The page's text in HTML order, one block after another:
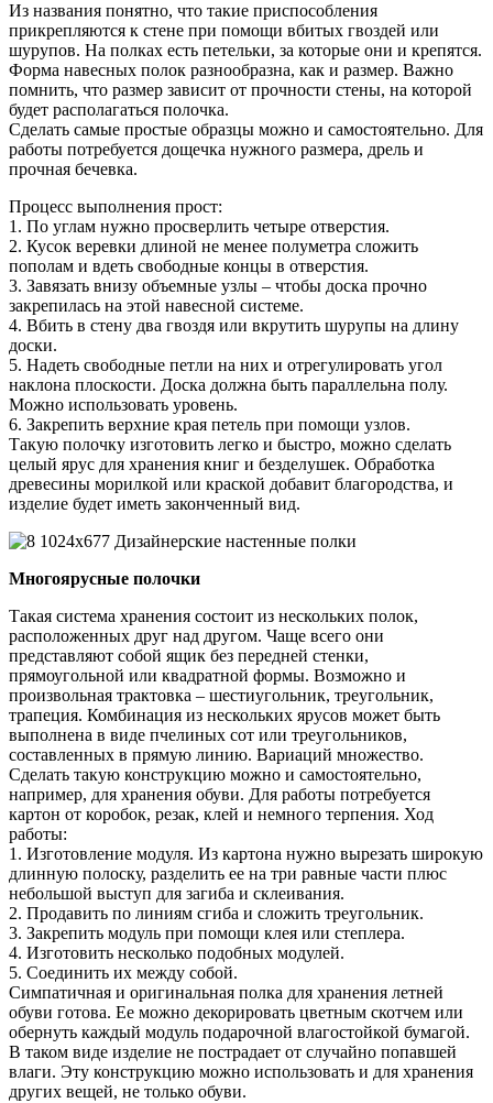
Из названия понятно, что такие приспособления
прикрепляются к стене при помощи вбитых гвоздей или
шурупов. На полках есть петельки, за которые они и крепятся.
Форма навесных полок разнообразна, как и размер. Важно
помнить, что размер зависит от прочности стены, на которой
будет располагаться полочка.
Сделать самые простые образцы можно и самостоятельно. Для
работы потребуется дощечка нужного размера, дрель и
прочная бечевка.
Процесс выполнения прост:
1. По углам нужно просверлить четыре отверстия.
2. Кусок веревки длиной не менее полуметра сложить
пополам и вдеть свободные концы в отверстия.
3. Завязать внизу объемные узлы – чтобы доска прочно
закрепилась на этой навесной системе.
4. Вбить в стену два гвоздя или вкрутить шурупы на длину
доски.
5. Надеть свободные петли на них и отрегулировать угол
наклона плоскости. Доска должна быть параллельна полу.
Можно использовать уровень.
6. Закрепить верхние края петель при помощи узлов.
Такую полочку изготовить легко и быстро, можно сделать
целый ярус для хранения книг и безделушек. Обработка
древесины морилкой или краской добавит благородства, и
изделие будет иметь законченный вид.
Многоярусные полочки
Такая система хранения состоит из нескольких полок,
расположенных друг над другом. Чаще всего они
представляют собой ящик без передней стенки,
прямоугольной или квадратной формы. Возможно и
произвольная трактовка – шестиугольник, треугольник,
трапеция. Комбинация из нескольких ярусов может быть
выполнена в виде пчелиных сот или треугольников,
составленных в прямую линию. Вариаций множество.
Сделать такую конструкцию можно и самостоятельно,
например, для хранения обуви. Для работы потребуется
картон от коробок, резак, клей и немного терпения. Ход
работы:
1. Изготовление модуля. Из картона нужно вырезать широкую
длинную полоску, разделить ее на три равные части плюс
небольшой выступ для загиба и склеивания.
2. Продавить по линиям сгиба и сложить треугольник.
3. Закрепить модуль при помощи клея или степлера.
4. Изготовить несколько подобных модулей.
5. Соединить их между собой.
Симпатичная и оригинальная полка для хранения летней
обуви готова. Ее можно декорировать цветным скотчем или
обернуть каждый модуль подарочной влагостойкой бумагой.
В таком виде изделие не пострадает от случайно попавшей
влаги. Эту конструкцию можно использовать и для хранения
других вещей, не только обуви.